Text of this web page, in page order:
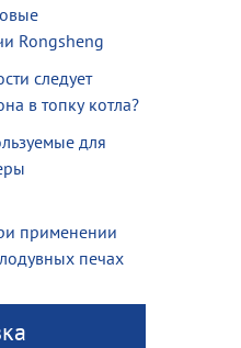
Rongsheng
следует
в топку котла?
для
применении
печах